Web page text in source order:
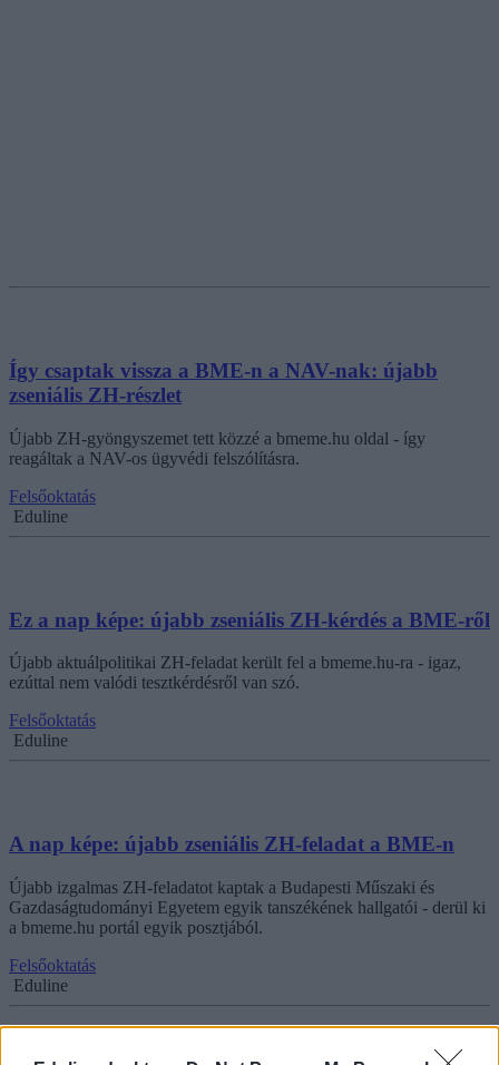
Így csaptak vissza a BME-n a NAV-nak: újabb
zseniális ZH-részlet
Újabb ZH-gyöngyszemet tett közzé a bmeme.hu oldal - így
reagáltak a NAV-os ügyvédi felszólításra.
Felsőoktatás
Eduline
Ez a nap képe: újabb zseniális ZH-kérdés a BME-ről
Újabb aktuálpolitikai ZH-feladat került fel a bmeme.hu-ra - igaz,
ezúttal nem valódi tesztkérdésről van szó.
Felsőoktatás
Eduline
A nap képe: újabb zseniális ZH-feladat a BME-n
Újabb izgalmas ZH-feladatot kaptak a Budapesti Műszaki és
Gazdaságtudományi Egyetem egyik tanszékének hallgatói - derül ki
a bmeme.hu portál egyik posztjából.
Felsőoktatás
Eduline